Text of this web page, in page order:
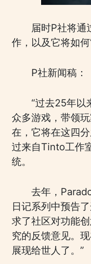
届时P社将通
作，以及它将如何
P社新闻稿：
“过去25年以
众多游戏，带领
在，它将在这四
过来自Tinto工作
统。
去年，
日记系列中预告
求了社区对功能
究的反馈意见。
展现给世人了。”